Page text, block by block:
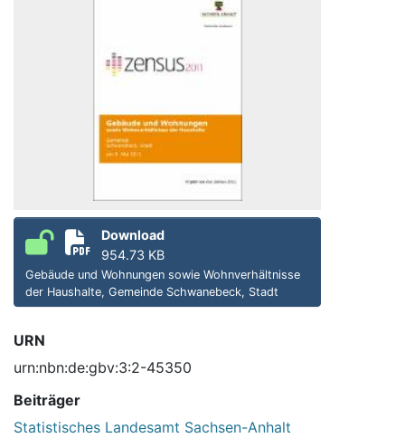
Download
954.73 KB
Gebäude und Wohnungen sowie Wohnverhältnisse
der Haushalte, Gemeinde Schwanebeck, Stadt
URN
urn:nbn:de:gbv:3:2-45350
Beiträger
Statistisches Landesamt Sachsen-Anhalt